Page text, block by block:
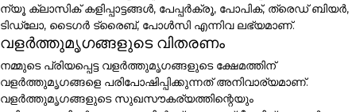
ന്യൂ ക്ലാസിക് കളിപ്പാട്ടങ്ങൾ, പേപ്പർക്രൂ, പോപിക്, ത്രെഡ് ബിയർ,
ടിഡ്ലോ, ടൈഗർ ട്രൈബ്, പോൾസി എന്നിവ ലഭ്യമാണ്.
വളർത്തുമൃഗങ്ങളുടെ വിതരണം
നമ്മുടെ പ്രിയപ്പെട്ട വളർത്തുമൃഗങ്ങളുടെ ക്ഷേമത്തിന്
വളർത്തുമൃഗങ്ങളെ പരിപോഷിപ്പിക്കുന്നത് അനിവാര്യമാണ്.
വളർത്തുമൃഗങ്ങളുടെ സുഖസൗകര്യത്തിന്റെയും